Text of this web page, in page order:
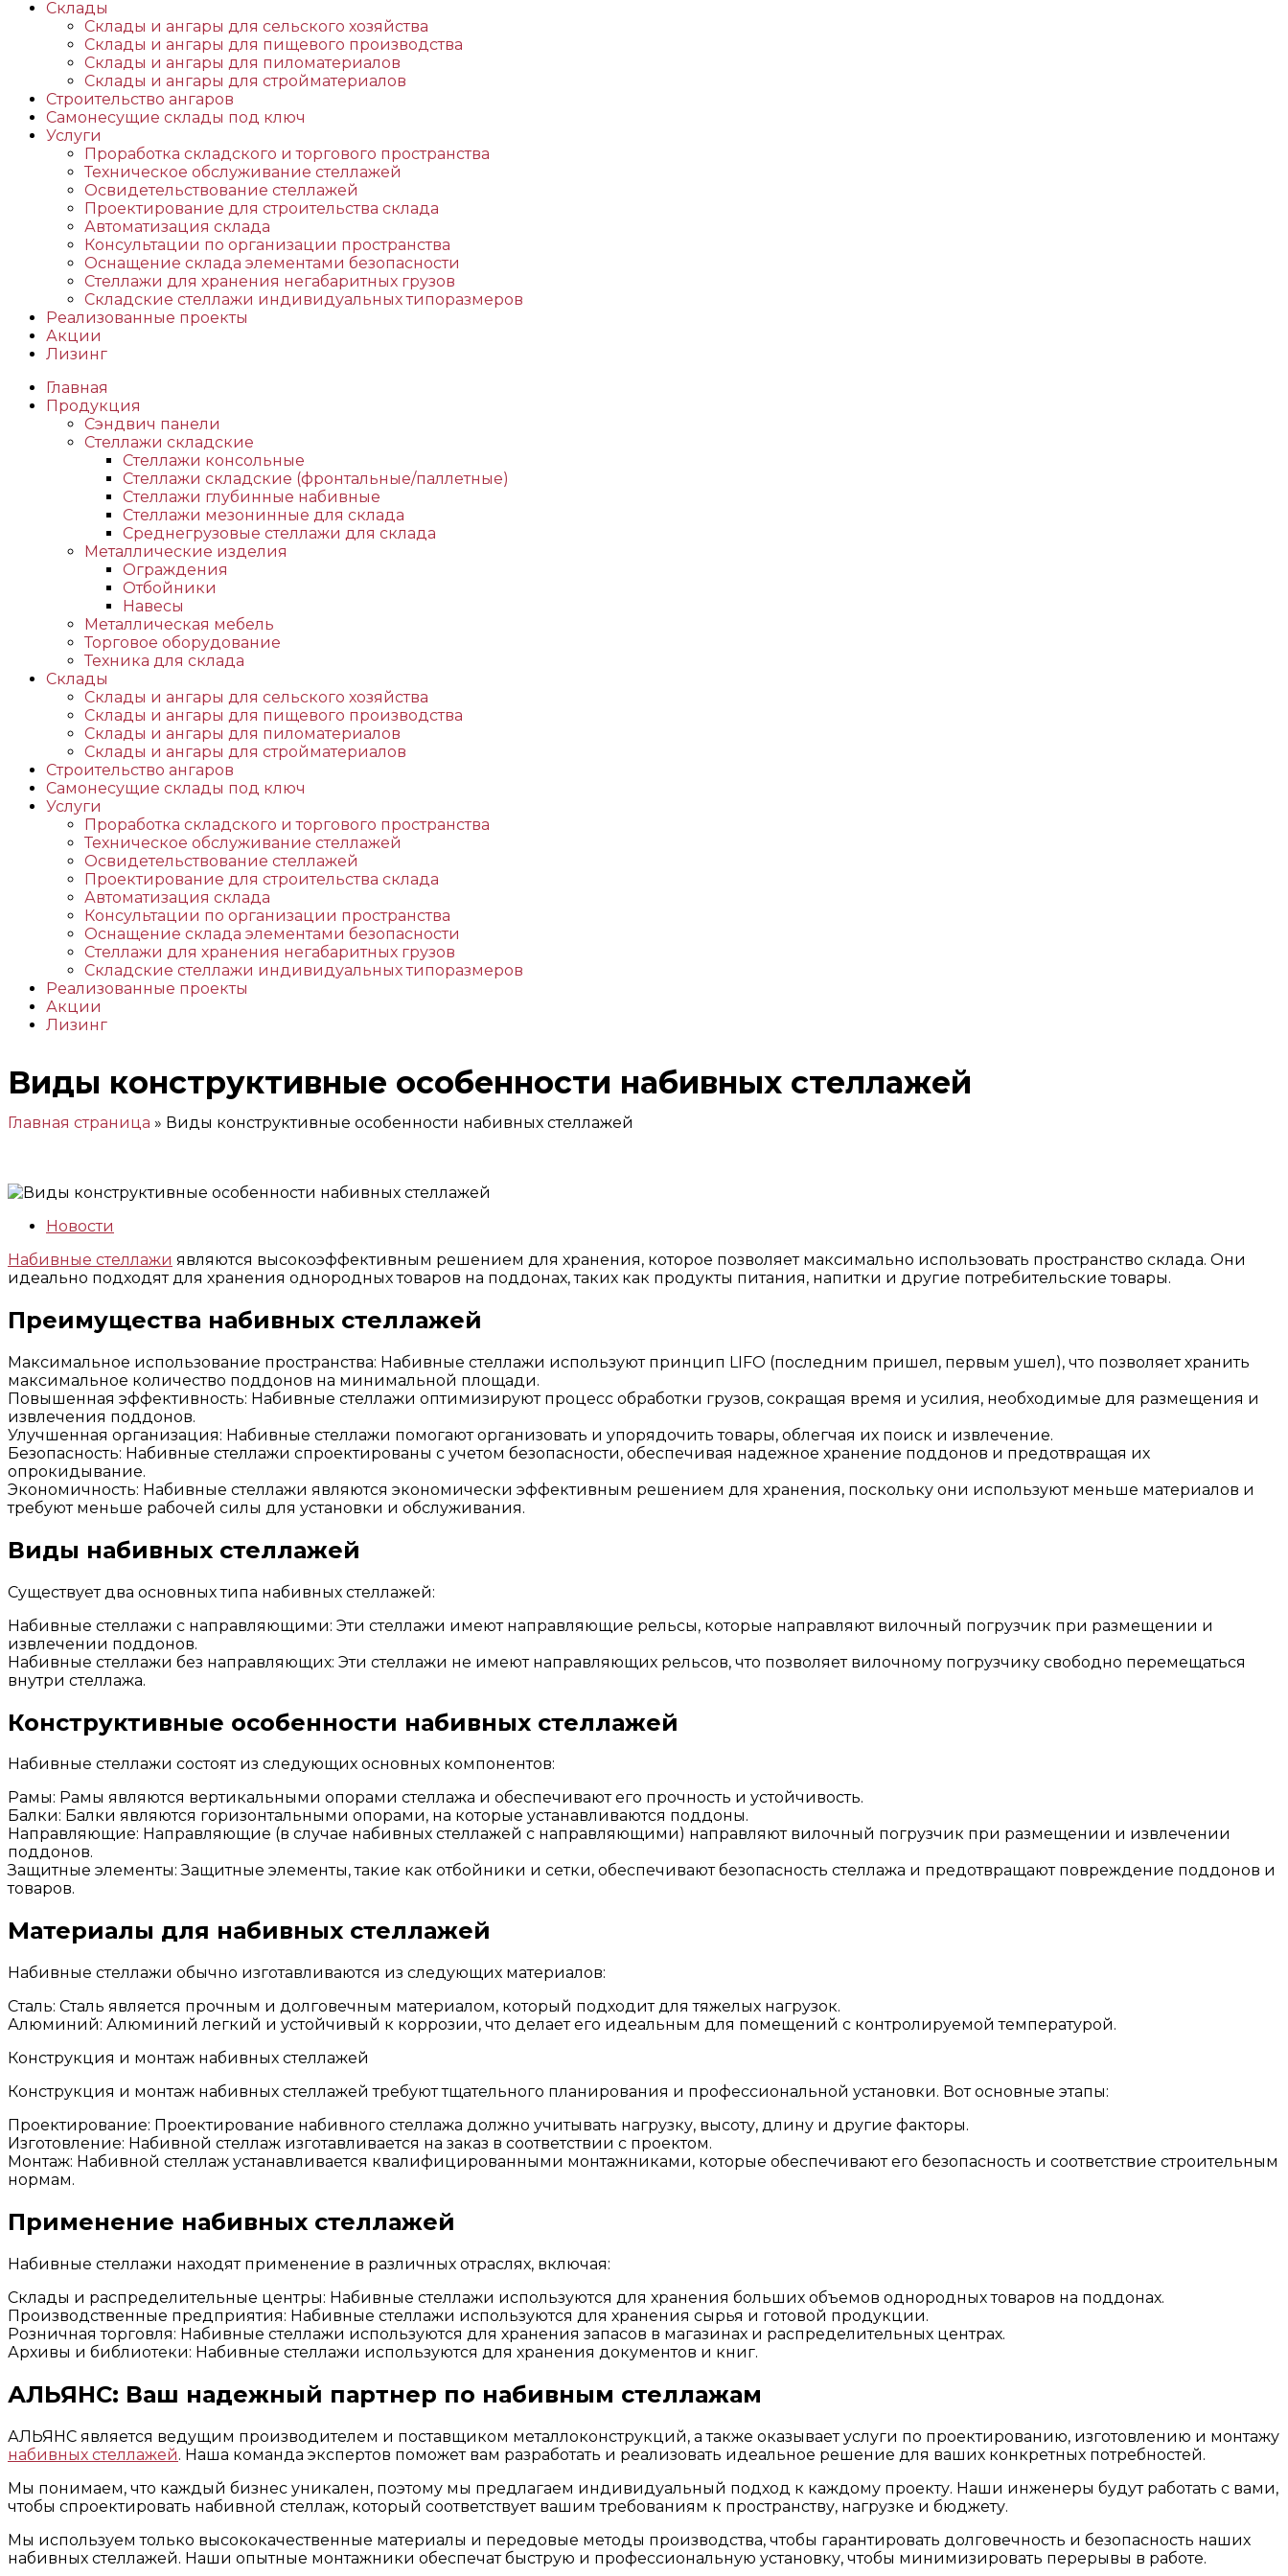
Склады
Склады и ангары для сельского хозяйства
Склады и ангары для пищевого производства
Склады и ангары для пиломатериалов
Склады и ангары для стройматериалов
Строительство ангаров
Самонесущие склады под ключ
Услуги
Проработка складского и торгового пространства
Техническое обслуживание стеллажей
Освидетельствование стеллажей
Проектирование для строительства склада
Автоматизация склада
Консультации по организации пространства
Оснащение склада элементами безопасности
Стеллажи для хранения негабаритных грузов
Складские стеллажи индивидуальных типоразмеров
Реализованные проекты
Акции
Лизинг
Главная
Продукция
Сэндвич панели
Стеллажи складские
Стеллажи консольные
Стеллажи складские (фронтальные/паллетные)
Стеллажи глубинные набивные
Стеллажи мезонинные для склада
Среднегрузовые стеллажи для склада
Металлические изделия
Ограждения
Отбойники
Навесы
Металлическая мебель
Торговое оборудование
Техника для склада
Склады
Склады и ангары для сельского хозяйства
Склады и ангары для пищевого производства
Склады и ангары для пиломатериалов
Склады и ангары для стройматериалов
Строительство ангаров
Самонесущие склады под ключ
Услуги
Проработка складского и торгового пространства
Техническое обслуживание стеллажей
Освидетельствование стеллажей
Проектирование для строительства склада
Автоматизация склада
Консультации по организации пространства
Оснащение склада элементами безопасности
Стеллажи для хранения негабаритных грузов
Складские стеллажи индивидуальных типоразмеров
Реализованные проекты
Акции
Лизинг
Виды конструктивные особенности набивных стеллажей
Главная страница » Виды конструктивные особенности набивных стеллажей
Новости
Набивные стеллажи являются высокоэффективным решением для хранения, которое позволяет максимально использовать пространство склада. Они
идеально подходят для хранения однородных товаров на поддонах, таких как продукты питания, напитки и другие потребительские товары.
Преимущества набивных стеллажей
Максимальное использование пространства: Набивные стеллажи используют принцип LIFO (последним пришел, первым ушел), что позволяет хранить
максимальное количество поддонов на минимальной площади.
Повышенная эффективность: Набивные стеллажи оптимизируют процесс обработки грузов, сокращая время и усилия, необходимые для размещения и
извлечения поддонов.
Улучшенная организация: Набивные стеллажи помогают организовать и упорядочить товары, облегчая их поиск и извлечение.
Безопасность: Набивные стеллажи спроектированы с учетом безопасности, обеспечивая надежное хранение поддонов и предотвращая их
опрокидывание.
Экономичность: Набивные стеллажи являются экономически эффективным решением для хранения, поскольку они используют меньше материалов и
требуют меньше рабочей силы для установки и обслуживания.
Виды набивных стеллажей
Существует два основных типа набивных стеллажей:
Набивные стеллажи с направляющими: Эти стеллажи имеют направляющие рельсы, которые направляют вилочный погрузчик при размещении и
извлечении поддонов.
Набивные стеллажи без направляющих: Эти стеллажи не имеют направляющих рельсов, что позволяет вилочному погрузчику свободно перемещаться
внутри стеллажа.
Конструктивные особенности набивных стеллажей
Набивные стеллажи состоят из следующих основных компонентов:
Рамы: Рамы являются вертикальными опорами стеллажа и обеспечивают его прочность и устойчивость.
Балки: Балки являются горизонтальными опорами, на которые устанавливаются поддоны.
Направляющие: Направляющие (в случае набивных стеллажей с направляющими) направляют вилочный погрузчик при размещении и извлечении
поддонов.
Защитные элементы: Защитные элементы, такие как отбойники и сетки, обеспечивают безопасность стеллажа и предотвращают повреждение поддонов и
товаров.
Материалы для набивных стеллажей
Набивные стеллажи обычно изготавливаются из следующих материалов:
Сталь: Сталь является прочным и долговечным материалом, который подходит для тяжелых нагрузок.
Алюминий: Алюминий легкий и устойчивый к коррозии, что делает его идеальным для помещений с контролируемой температурой.
Конструкция и монтаж набивных стеллажей
Конструкция и монтаж набивных стеллажей требуют тщательного планирования и профессиональной установки. Вот основные этапы:
Проектирование: Проектирование набивного стеллажа должно учитывать нагрузку, высоту, длину и другие факторы.
Изготовление: Набивной стеллаж изготавливается на заказ в соответствии с проектом.
Монтаж: Набивной стеллаж устанавливается квалифицированными монтажниками, которые обеспечивают его безопасность и соответствие строительным
нормам.
Применение набивных стеллажей
Набивные стеллажи находят применение в различных отраслях, включая:
Склады и распределительные центры: Набивные стеллажи используются для хранения больших объемов однородных товаров на поддонах.
Производственные предприятия: Набивные стеллажи используются для хранения сырья и готовой продукции.
Розничная торговля: Набивные стеллажи используются для хранения запасов в магазинах и распределительных центрах.
Архивы и библиотеки: Набивные стеллажи используются для хранения документов и книг.
АЛЬЯНС: Ваш надежный партнер по набивным стеллажам
АЛЬЯНС является ведущим производителем и поставщиком металлоконструкций, а также оказывает услуги по проектированию, изготовлению и монтажу
набивных стеллажей. Наша команда экспертов поможет вам разработать и реализовать идеальное решение для ваших конкретных потребностей.
Мы понимаем, что каждый бизнес уникален, поэтому мы предлагаем индивидуальный подход к каждому проекту. Наши инженеры будут работать с вами,
чтобы спроектировать набивной стеллаж, который соответствует вашим требованиям к пространству, нагрузке и бюджету.
Мы используем только высококачественные материалы и передовые методы производства, чтобы гарантировать долговечность и безопасность наших
набивных стеллажей. Наши опытные монтажники обеспечат быструю и профессиональную установку, чтобы минимизировать перерывы в работе.